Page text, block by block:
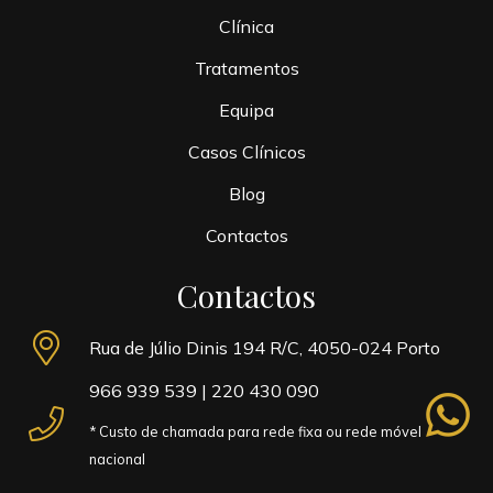
Clínica
Tratamentos
Equipa
Casos Clínicos
Blog
Contactos
Contactos
Rua de Júlio Dinis 194 R/C, 4050-024 Porto
966 939 539 | 220 430 090
* Custo de chamada para rede fixa ou rede móvel
nacional
whatsapp